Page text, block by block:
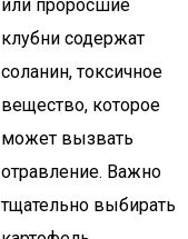
или проросшие
клубни содержат
соланин, токсичное
вещество, которое
может вызвать
отравление. Важно
тщательно выбирать